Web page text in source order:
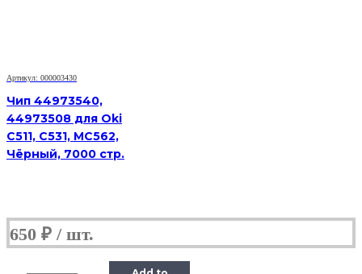
Артикул: 000003430
Чип 44973540,
44973508 для Oki
C511, C531, MC562,
Чёрный, 7000 стр.
650 ₽